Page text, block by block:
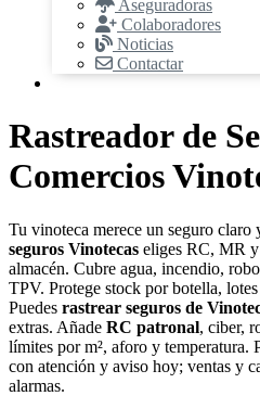
Aseguradoras
Colaboradores
Noticias
Contactar
Rastreador de
Comercios
Tu vinoteca merece un seguro claro
seguros Vinotecas eliges RC, MR
almacén. Cubre agua, incendio,
TPV. Protege stock por botella,
Puedes rastrear seguros de
extras. Añade RC patronal, ciber,
límites por m², aforo y temperatura.
con atención y aviso hoy; ventas y
alarmas.